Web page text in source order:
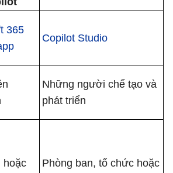
365
Copilot Studio
Những người chế tạo và
phát triển
hoặc
Phòng ban, tổ chức hoặc